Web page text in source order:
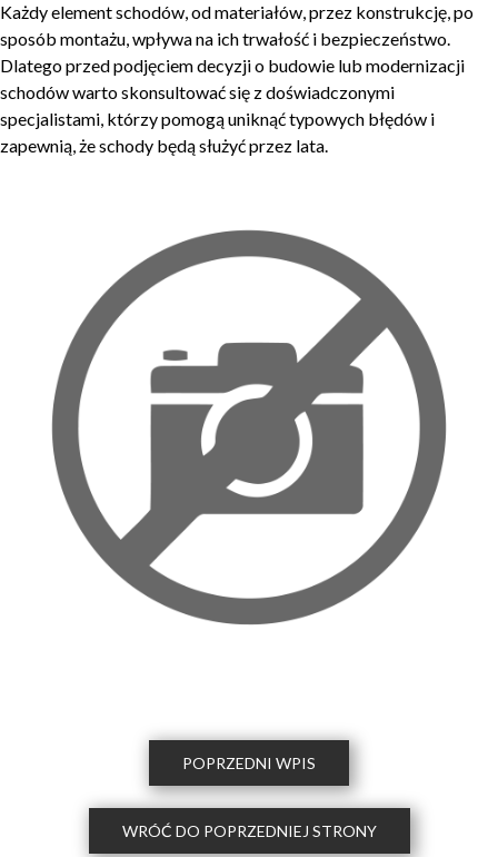
Każdy element schodów, od materiałów, przez konstrukcję, po
sposób montażu, wpływa na ich trwałość i bezpieczeństwo.
Dlatego przed podjęciem decyzji o budowie lub modernizacji
schodów warto skonsultować się z doświadczonymi
specjalistami, którzy pomogą uniknąć typowych błędów i
zapewnią, że schody będą służyć przez lata.
POPRZEDNI WPIS
WRÓĆ DO POPRZEDNIEJ STRONY